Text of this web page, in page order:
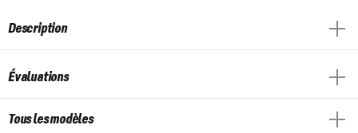
Description
Évaluations
Tous les modèles